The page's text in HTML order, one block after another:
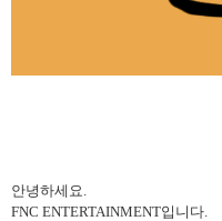
안녕하세요
FNC ENTERTAINMENT입니다